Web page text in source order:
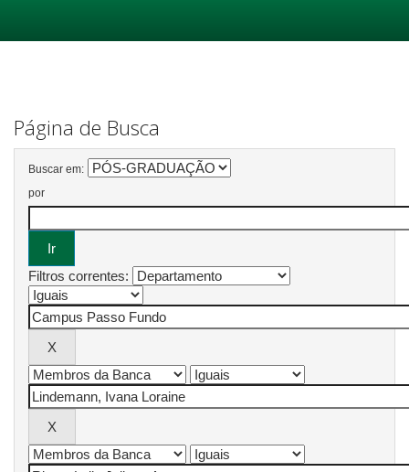
Página de Busca
Buscar em:
por
Filtros correntes: